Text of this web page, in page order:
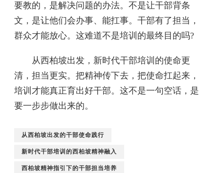
要教的，是解决问题的办法。不是让干部背条
文，是让他们会办事、能扛事。干部有了担当，
群众才能放心。这难道不是培训的最终目的吗?​
从西柏坡出发，新时代干部培训的使命更
清，担当更实。把精神传下去，把使命扛起来，
培训才能真正育出好干部。这不是一句空话，是
要一步步做出来的。
从西柏坡出发的干部使命践行
新时代干部培训的西柏坡精神融入
西柏坡精神指引下的干部担当培养